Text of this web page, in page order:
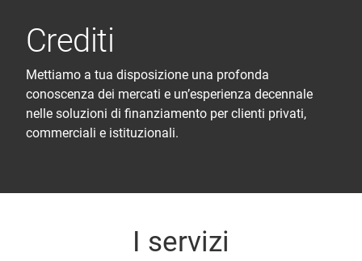
Crediti
Mettiamo a tua disposizione una profonda
conoscenza dei mercati e un’esperienza decennale
nelle soluzioni di finanziamento per clienti privati,
commerciali e istituzionali.
I servizi